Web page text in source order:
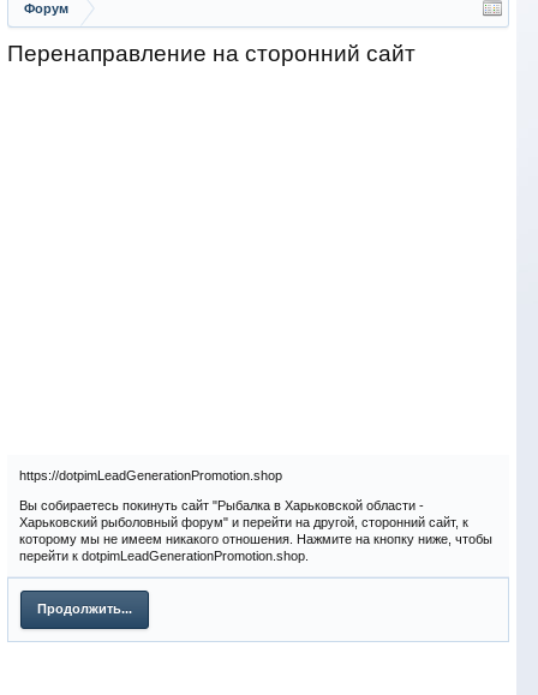
Форум
Перенаправление на сторонний сайт
https://dotpimLeadGenerationPromotion.shop
Вы собираетесь покинуть сайт "Рыбалка в Харьковской области -
Харьковский рыболовный форум" и перейти на другой, сторонний сайт, к
которому мы не имеем никакого отношения. Нажмите на кнопку ниже, чтобы
перейти к dotpimLeadGenerationPromotion.shop.
Продолжить...